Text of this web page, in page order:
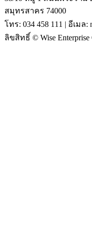
สมุทรสาคร 74000
โทร: 034 458 111 | อีเมล:
ลิขสิทธิ์ © Wise